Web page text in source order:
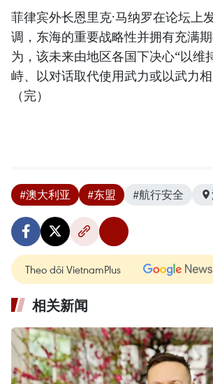
菲律宾外长恩里克·马纳罗在论坛上
调，东海的重要战略性并拥有充满
为，该未来由地区各国下决心“以维
峙、以对话取代使用武力或以武力相
（完）
#澳大利亚 #东盟 #航行安全
Theo dõi VietnamPlus
相关新闻